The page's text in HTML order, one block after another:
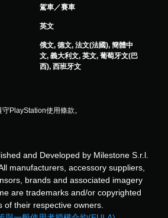
駕車／賽車
英文
俄文, 德文, 法文(法國), 簡體中
文, 義大利文, 英文, 葡萄牙文(巴
西), 西班牙文
PlayStation使用條款。
and Developed by Milestone S.r.l.
manufacturers, accessory suppliers,
brands and associated imagery
are trademarks and/or copyrighted
of their respective owners.